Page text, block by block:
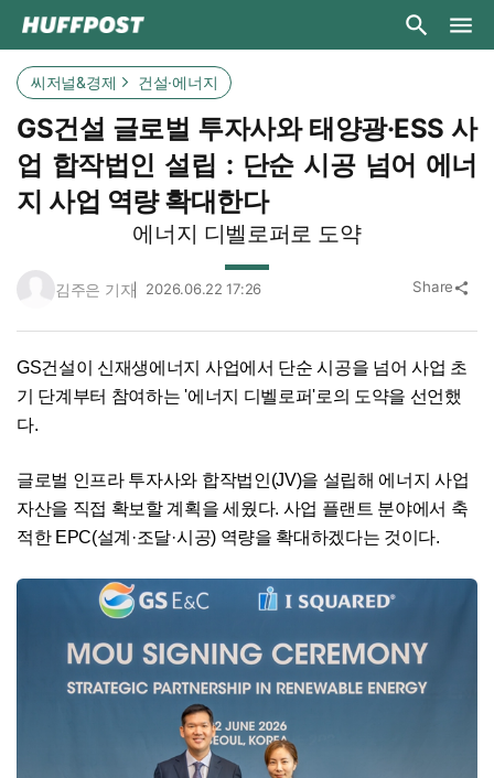
씨저널&경제 건설·에너지
GS건설 글로벌 투자사와 태양광·ESS 사
업 합작법인 설립 : 단순 시공 넘어 에너
지 사업 역량 확대한다
에너지 디벨로퍼로 도약
김주은 기자 2026.06.22 17:26 Share share
GS건설이 신재생에너지 사업에서 단순 시공을 넘어 사업 초
기 단계부터 참여하는 '에너지 디벨로퍼'로의 도약을 선언했
다.
글로벌 인프라 투자사와 합작법인(JV)을 설립해 에너지 사업
자산을 직접 확보할 계획을 세웠다. 사업 플랜트 분야에서 축
적한 EPC(설계·조달·시공) 역량을 확대하겠다는 것이다.